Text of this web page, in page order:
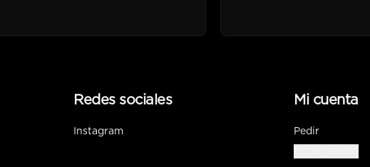
Redes sociales
Instagram
Mi cuenta
Pedir